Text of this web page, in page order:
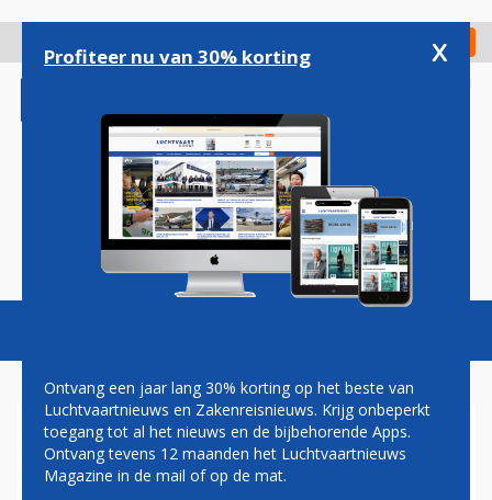
gaan
Check in
Magazine Podcasts Vacatures
SPONSORING
Profiteer nu van 30% korting x
Ontvang een jaar lang 30% korting op het beste van
Luchtvaartnieuws en Zakenreisnieuws. Krijg onbeperkt
toegang tot al het nieuws en de bijbehorende Apps.
Ontvang tevens 12 maanden het Luchtvaartnieuws
Magazine in de mail of op de mat.